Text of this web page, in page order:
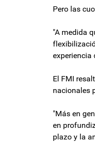
Pero las
"A medida
experiencia
El FMI
nacionales
"Más en
en
plazo y la